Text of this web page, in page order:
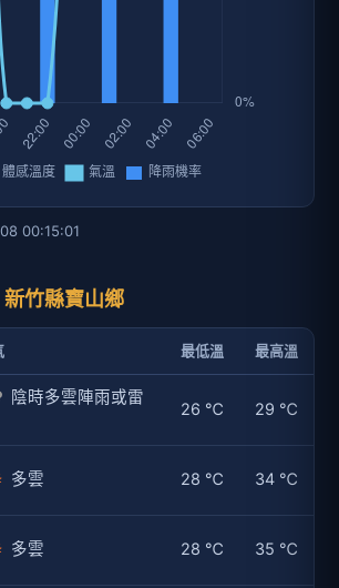
00:15:01
竹縣寶山鄉
最低溫 最高溫
陰時多雲陣雨或雷
26 ℃ 29 ℃
多雲 28 ℃ 34 ℃
多雲 28 ℃ 35 ℃